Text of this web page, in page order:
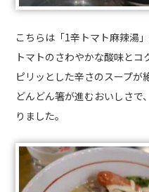
こちらは「1辛トマト麻辣湯
トマトのさわやかな酸味と
ピリッとした辛さのスープが
どんどん箸が進むおいしさで
りました。